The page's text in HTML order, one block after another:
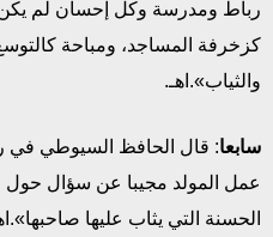
رباط ومدرسة وكل إحسان لم
كزخرفة المساجد، ومباحة
والثياب».اهـ.
سابعا: قال الحافظ السيوطي
عمل المولد مجيبا عن سؤال حول
الحسنة التي يثاب عليها